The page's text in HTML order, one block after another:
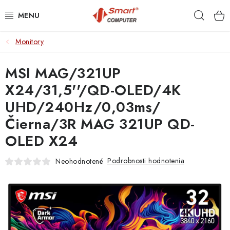
na
NOTEBOOKY
MOBILNÉ ZARIADENIA
PC A KOMPONENTY
PERIFÉRIE
ELEKTRONIKA
Monitory
MSI MAG/321UP
X24/31,5''/QD-OLED/4K
UHD/240Hz/0,03ms/
Čierna/3R MAG 321UP QD-
OLED X24
Neohodnotené Podrobnosti hodnotenia